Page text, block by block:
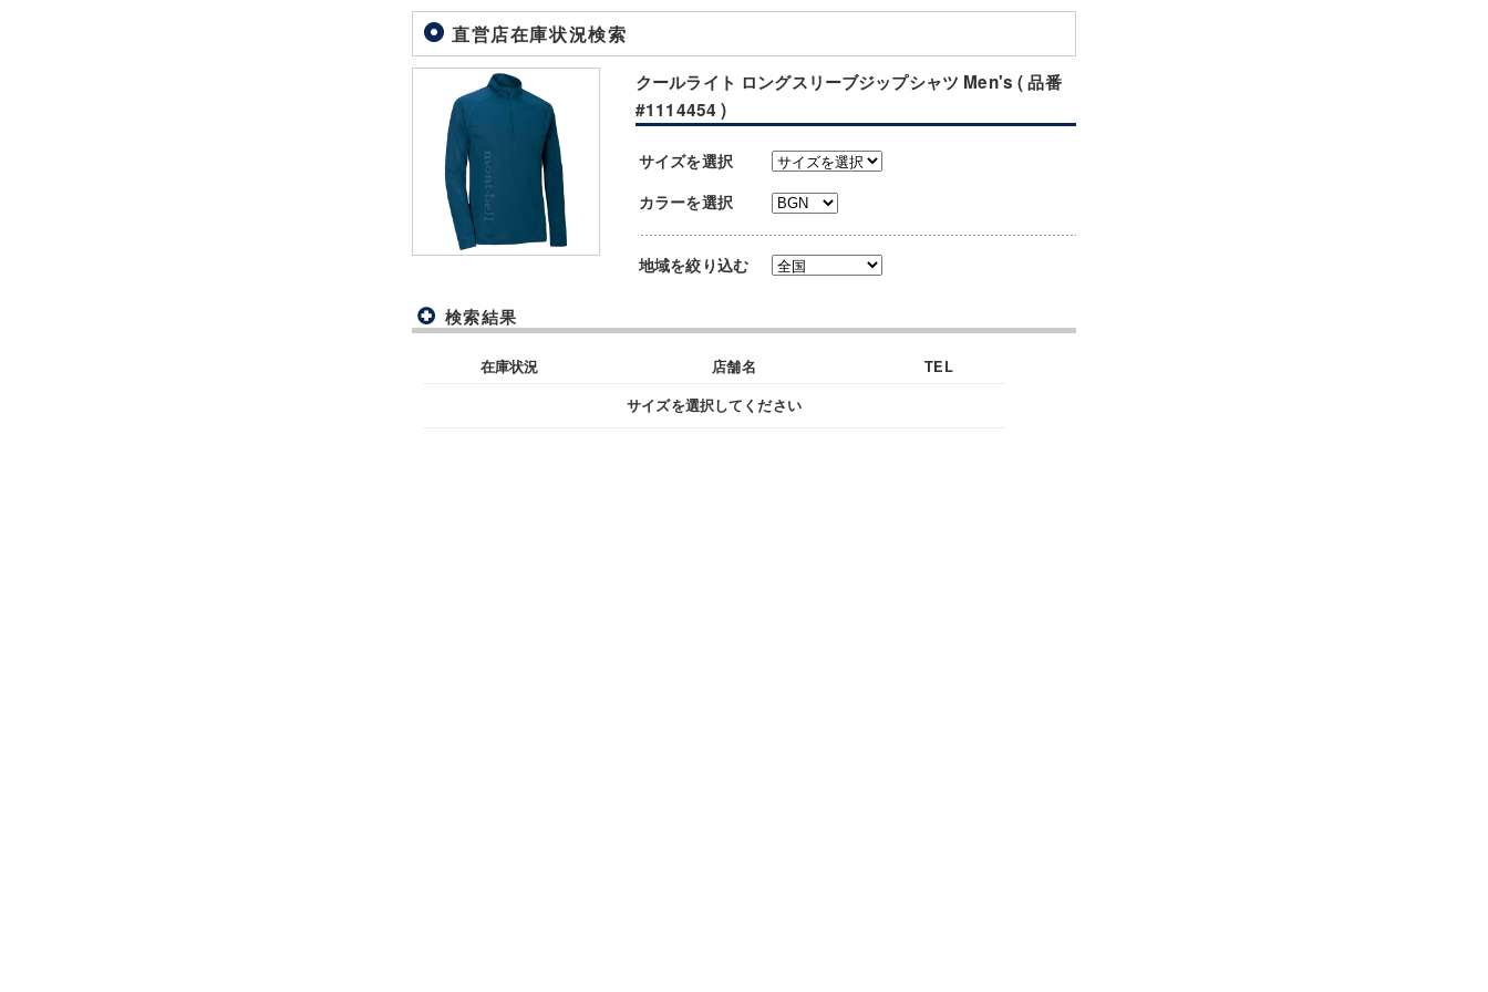
直営店在庫状況検索
クールライト ロングスリーブジップシャツ Men's ( 品番
#1114454 )
サイズを選択
カラーを選択
地域を絞り込む
検索結果
在庫状況 店舗名
TEL
サイズを選択してください